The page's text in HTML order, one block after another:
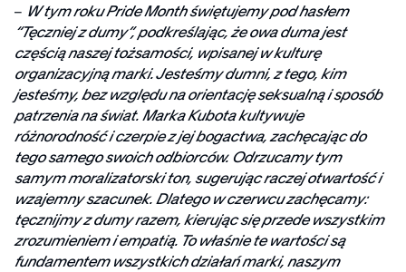
– W tym roku Pride Month świętujemy pod hasłem
“Tęczniej z dumy”, podkreślając, że owa duma jest
częścią naszej tożsamości, wpisanej w kulturę
organizacyjną marki. Jesteśmy dumni, z tego, kim
jesteśmy, bez względu na orientację seksualną i sposób
patrzenia na świat. Marka Kubota kultywuje
różnorodność i czerpie z jej bogactwa, zachęcając do
tego samego swoich odbiorców. Odrzucamy tym
samym moralizatorski ton, sugerując raczej otwartość i
wzajemny szacunek. Dlatego w czerwcu zachęcamy:
tęcznijmy z dumy razem, kierując się przede wszystkim
zrozumieniem i empatią. To właśnie te wartości są
fundamentem wszystkich działań marki, naszym